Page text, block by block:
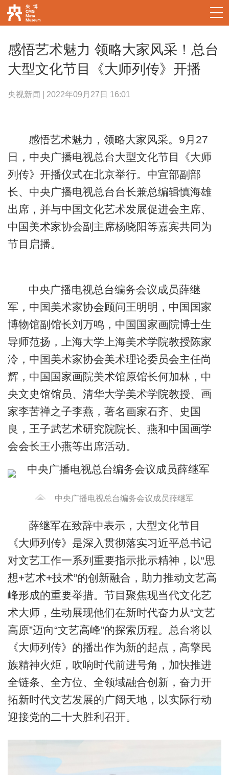
感悟艺术魅力 领略大家风采！总台
大型文化节目《大师列传》开播
央视新闻 | 2022年09月27日 16:01
感悟艺术魅力，领略大家风采。9月27
日，中央广播电视总台大型文化节目《大师
列传》开播仪式在北京举行。中宣部副部
长、中央广播电视总台台长兼总编辑慎海雄
出席，并与中国文化艺术发展促进会主席、
中国美术家协会副主席杨晓阳等嘉宾共同为
节目启播。
中央广播电视总台编务会议成员薛继
军，中国美术家协会顾问王明明，中国国家
博物馆副馆长刘万鸣，中国国家画院博士生
导师范扬，上海大学上海美术学院教授陈家
泠，中国美术家协会美术理论委员会主任尚
辉，中国国家画院美术馆原馆长何加林，中
央文史馆馆员、清华大学美术学院教授、画
家李苦禅之子李燕，著名画家石齐、史国
良，王子武艺术研究院院长、燕和中国画学
会会长王小燕等出席活动。
中央广播电视总台编务会议成员薛继军
薛继军在致辞中表示，大型文化节目
《大师列传》是深入贯彻落实习近平总书记
对文艺工作一系列重要指示批示精神，以“思
想+艺术+技术”的创新融合，助力推动文艺高
峰形成的重要举措。节目聚焦现当代文化艺
术大师，生动展现他们在新时代奋力从“文艺
高原”迈向“文艺高峰”的探索历程。总台将以
《大师列传》的播出作为新的起点，高擎民
族精神火炬，吹响时代前进号角，加快推进
全链条、全方位、全领域融合创新，奋力开
拓新时代文艺发展的广阔天地，以实际行动
迎接党的二十大胜利召开。